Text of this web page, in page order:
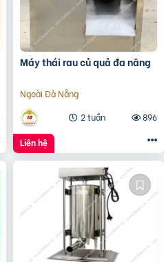
Máy thái rau củ quả đa năng
Ngoài Đà Nẵng
2 tuần
896
Liên hệ